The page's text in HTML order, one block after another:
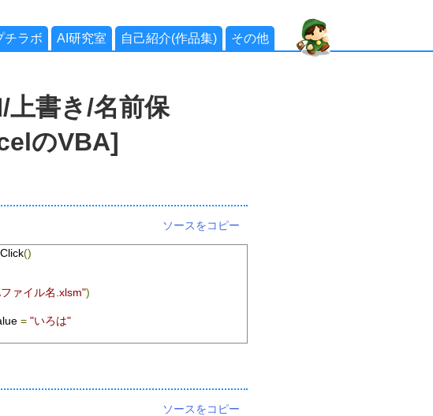
チラボ AI研究室 自己紹介(作品集) その他
上書き/名前保
のVBA]
ソースをコピー
()
ァイル名.xlsm")
= "いろは"
ソースをコピー